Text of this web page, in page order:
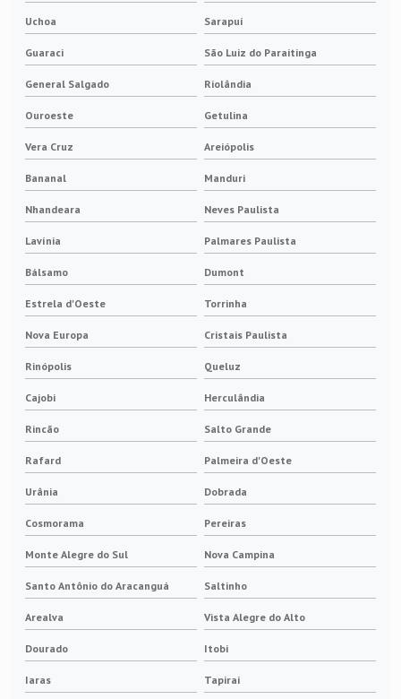
Uchoa Sarapuí
Guaraci São Luiz do Paraitinga
General Salgado Riolândia
Ouroeste Getulina
Vera Cruz Areiópolis
Bananal Manduri
Nhandeara Neves Paulista
Lavínia Palmares Paulista
Bálsamo Dumont
Estrela d'Oeste Torrinha
Nova Europa Cristais Paulista
Rinópolis Queluz
Cajobi Herculândia
Rincão Salto Grande
Rafard Palmeira d'Oeste
Urânia Dobrada
Cosmorama Pereiras
Monte Alegre do Sul Nova Campina
Santo Antônio do Aracanguá Saltinho
Arealva Vista Alegre do Alto
Dourado Itobi
Iaras Tapiraí